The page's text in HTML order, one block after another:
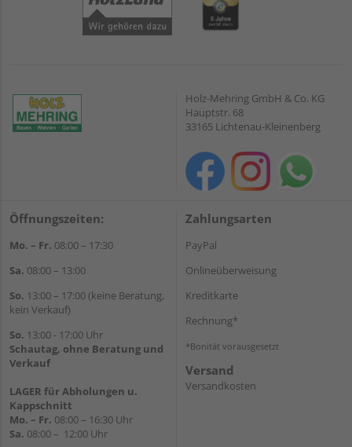
Holz-Mehring GmbH & Co. KG
Hauptstr. 68
33165 Lichtenau-Kleinenberg
Öffnungszeiten:
Mo. – Fr. 08:00 – 17:30
Sa. 08:00 – 13:00
So. 13:00 – 17:00 (keine Beratung,
kein Verkauf)
So. 13:00 - 17:00 Uhr
Schautag, ohne Beratung und
Verkauf
LAGER für Abholungen u.
Kappschnitt
Mo. – Fr. 08:00 – 16:30 Uhr
Sa. 08:00 – 12:00 Uhr
Zahlungsarten
PayPal
Onlineüberweisung
Kreditkarte
Rechnung*
*Bonität vorausgesetzt
Versand
Versandkosten